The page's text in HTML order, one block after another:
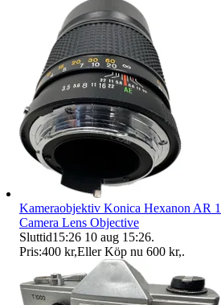
Kameraobjektiv Konica Hexanon AR
Camera Lens Objective
Sluttid15:26 10 aug 15:26.
Pris:400 kr,Eller Köp nu 600 kr,.